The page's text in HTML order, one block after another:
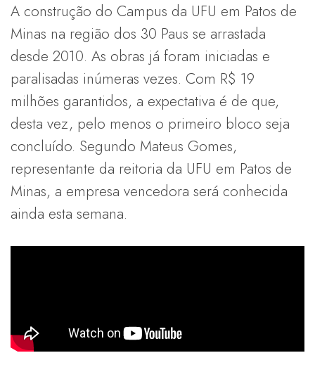
A construção do Campus da UFU em Patos de
Minas na região dos 30 Paus se arrastada
desde 2010. As obras já foram iniciadas e
paralisadas inúmeras vezes. Com R$ 19
milhões garantidos, a expectativa é de que,
desta vez, pelo menos o primeiro bloco seja
concluído. Segundo Mateus Gomes,
representante da reitoria da UFU em Patos de
Minas, a empresa vencedora será conhecida
ainda esta semana.